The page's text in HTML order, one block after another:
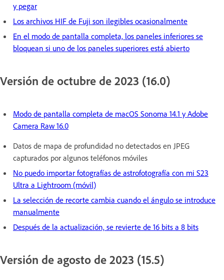
y pegar
Los archivos HIF de Fuji son ilegibles ocasionalmente
En el modo de pantalla completa, los paneles inferiores se
bloquean si uno de los paneles superiores está abierto
Versión de octubre de 2023 (16.0)
Modo de pantalla completa de macOS Sonoma 14.1 y Adobe
Camera Raw 16.0
Datos de mapa de profundidad no detectados en JPEG
capturados por algunos teléfonos móviles
No puedo importar fotografías de astrofotografía con mi S23
Ultra a Lightroom (móvil)
La selección de recorte cambia cuando el ángulo se introduce
manualmente
Después de la actualización, se revierte de 16 bits a 8 bits
Versión de agosto de 2023 (15.5)